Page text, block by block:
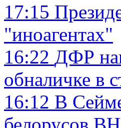
17:15
"иноагентах"
16:22 ДФР
обналичке в
16:12 В